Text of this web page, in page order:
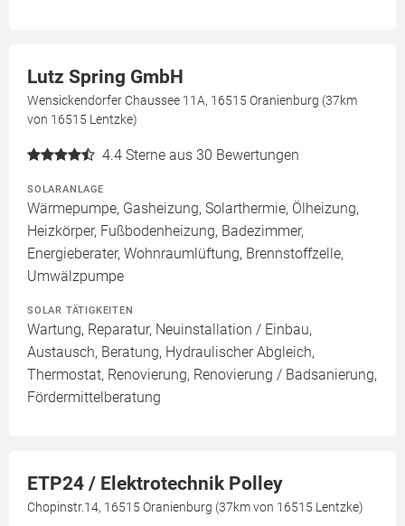
Lutz Spring GmbH
Wensickendorfer Chaussee 11A, 16515 Oranienburg (37km
von 16515 Lentzke)
4.4 Sterne aus 30 Bewertungen
SOLARANLAGE
Wärmepumpe, Gasheizung, Solarthermie, Ölheizung,
Heizkörper, Fußbodenheizung, Badezimmer,
Energieberater, Wohnraumlüftung, Brennstoffzelle,
Umwälzpumpe
SOLAR TÄTIGKEITEN
Wartung, Reparatur, Neuinstallation / Einbau,
Austausch, Beratung, Hydraulischer Abgleich,
Thermostat, Renovierung, Renovierung / Badsanierung,
Fördermittelberatung
ETP24 / Elektrotechnik Polley
Chopinstr.14, 16515 Oranienburg (37km von 16515 Lentzke)